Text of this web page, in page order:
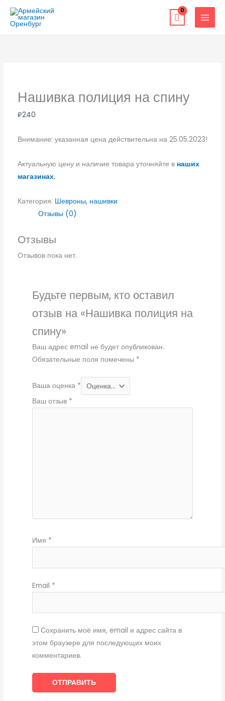
Перейти
содержимому
Нашивка полиция на спину
₽240
Внимание: указанная цена действительна на 25.05.2023!
Актуальную цену и наличие товара уточняйте в наших
магазинах.
Категория: Шевроны, нашивки
Отзывы (0)
Отзывы
Отзывов пока нет.
Будьте первым, кто оставил
отзыв на «Нашивка полиция на
спину»
Ваш адрес email не будет опубликован.
Обязательные поля помечены *
Ваша оценка *
Ваш отзыв *
Имя *
Email *
Сохранить моё имя, email и адрес сайта в
этом браузере для последующих моих
комментариев.